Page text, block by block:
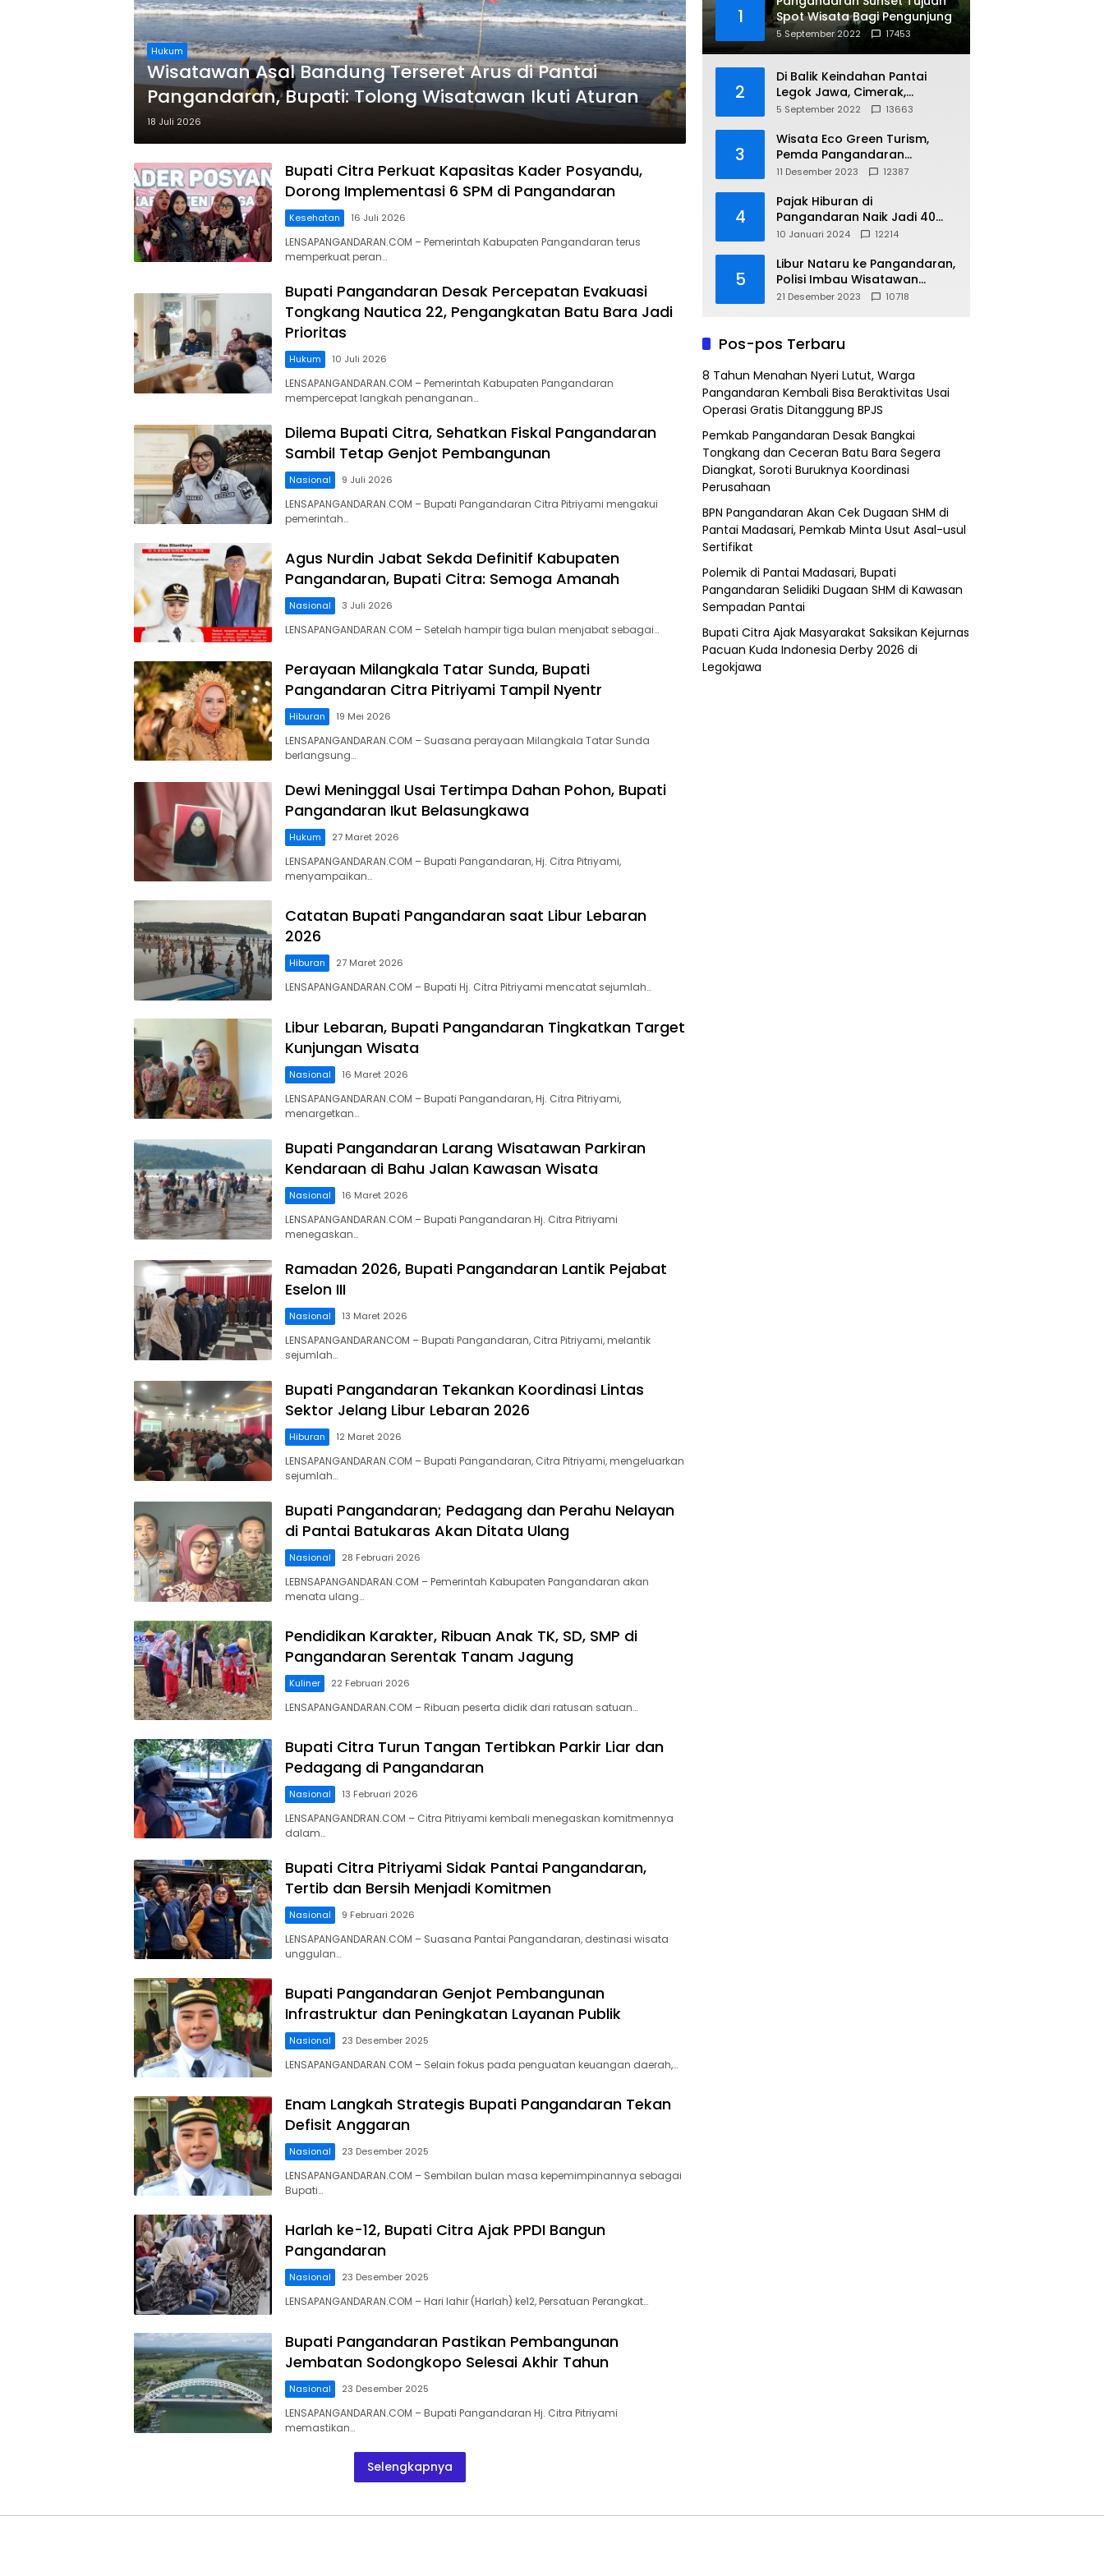
Hukum
Wisatawan Asal Bandung Terseret Arus di Pantai
Pangandaran, Bupati: Tolong Wisatawan Ikuti Aturan
18 Juli 2026
Bupati Citra Perkuat Kapasitas Kader Posyandu,
Dorong Implementasi 6 SPM di Pangandaran
Kesehatan 16 Juli 2026
LENSAPANGANDARAN.COM – Pemerintah Kabupaten Pangandaran terus
memperkuat peran…
Bupati Pangandaran Desak Percepatan Evakuasi
Tongkang Nautica 22, Pengangkatan Batu Bara Jadi
Prioritas
Hukum 10 Juli 2026
LENSAPANGANDARAN.COM – Pemerintah Kabupaten Pangandaran
mempercepat langkah penanganan…
Dilema Bupati Citra, Sehatkan Fiskal Pangandaran
Sambil Tetap Genjot Pembangunan
Nasional 9 Juli 2026
LENSAPANGANDARAN.COM – Bupati Pangandaran Citra Pitriyami mengakui
pemerintah…
Agus Nurdin Jabat Sekda Definitif Kabupaten
Pangandaran, Bupati Citra: Semoga Amanah
Nasional 3 Juli 2026
LENSAPANGANDARAN.COM – Setelah hampir tiga bulan menjabat sebagai…
Perayaan Milangkala Tatar Sunda, Bupati
Pangandaran Citra Pitriyami Tampil Nyentr
Hiburan 19 Mei 2026
LENSAPANGANDARAN.COM – Suasana perayaan Milangkala Tatar Sunda
berlangsung…
Dewi Meninggal Usai Tertimpa Dahan Pohon, Bupati
Pangandaran Ikut Belasungkawa
Hukum 27 Maret 2026
LENSAPANGANDARAN.COM – Bupati Pangandaran, Hj. Citra Pitriyami,
menyampaikan…
Catatan Bupati Pangandaran saat Libur Lebaran
2026
Hiburan 27 Maret 2026
LENSAPANGANDARAN.COM – Bupati Hj. Citra Pitriyami mencatat sejumlah…
Libur Lebaran, Bupati Pangandaran Tingkatkan Target
Kunjungan Wisata
Nasional 16 Maret 2026
LENSAPANGANDARAN.COM – Bupati Pangandaran, Hj. Citra Pitriyami,
menargetkan…
Bupati Pangandaran Larang Wisatawan Parkiran
Kendaraan di Bahu Jalan Kawasan Wisata
Nasional 16 Maret 2026
LENSAPANGANDARAN.COM – Bupati Pangandaran Hj. Citra Pitriyami
menegaskan…
Ramadan 2026, Bupati Pangandaran Lantik Pejabat
Eselon III
Nasional 13 Maret 2026
LENSAPANGANDARANCOM – Bupati Pangandaran, Citra Pitriyami, melantik
sejumlah…
Bupati Pangandaran Tekankan Koordinasi Lintas
Sektor Jelang Libur Lebaran 2026
Hiburan 12 Maret 2026
LENSAPANGANDARAN.COM – Bupati Pangandaran, Citra Pitriyami, mengeluarkan
sejumlah…
Bupati Pangandaran; Pedagang dan Perahu Nelayan
di Pantai Batukaras Akan Ditata Ulang
Nasional 28 Februari 2026
LEBNSAPANGANDARAN.COM – Pemerintah Kabupaten Pangandaran akan
menata ulang…
Pendidikan Karakter, Ribuan Anak TK, SD, SMP di
Pangandaran Serentak Tanam Jagung
Kuliner 22 Februari 2026
LENSAPANGANDARAN.COM – Ribuan peserta didik dari ratusan satuan…
Bupati Citra Turun Tangan Tertibkan Parkir Liar dan
Pedagang di Pangandaran
Nasional 13 Februari 2026
LENSAPANGANDRAN.COM – Citra Pitriyami kembali menegaskan komitmennya
dalam…
Bupati Citra Pitriyami Sidak Pantai Pangandaran,
Tertib dan Bersih Menjadi Komitmen
Nasional 9 Februari 2026
LENSAPANGANDARAN.COM – Suasana Pantai Pangandaran, destinasi wisata
unggulan…
Bupati Pangandaran Genjot Pembangunan
Infrastruktur dan Peningkatan Layanan Publik
Nasional 23 Desember 2025
LENSAPANGANDARAN.COM – Selain fokus pada penguatan keuangan daerah,…
Enam Langkah Strategis Bupati Pangandaran Tekan
Defisit Anggaran
Nasional 23 Desember 2025
LENSAPANGANDARAN.COM – Sembilan bulan masa kepemimpinannya sebagai
Bupati…
Harlah ke-12, Bupati Citra Ajak PPDI Bangun
Pangandaran
Nasional 23 Desember 2025
LENSAPANGANDARAN.COM – Hari lahir (Harlah) ke12, Persatuan Perangkat…
Bupati Pangandaran Pastikan Pembangunan
Jembatan Sodongkopo Selesai Akhir Tahun
Nasional 23 Desember 2025
LENSAPANGANDARAN.COM – Bupati Pangandaran Hj. Citra Pitriyami
memastikan…
Selengkapnya
1
Spot Wisata Bagi Pengunjung
5 September 2022 17453
2
Di Balik Keindahan Pantai
Legok Jawa, Cimerak,
Pangandaran
5 September 2022 13663
3
Wisata Eco Green Turism,
Pemda Pangandaran
Gandeng PLN
11 Desember 2023 12387
4
Pajak Hiburan di
Pangandaran Naik Jadi 40
Persen
10 Januari 2024 12214
5
Libur Nataru ke Pangandaran,
Polisi Imbau Wisatawan
Gunakan Jalur Arteri
21 Desember 2023 10718
Pos-pos Terbaru
8 Tahun Menahan Nyeri Lutut, Warga
Pangandaran Kembali Bisa Beraktivitas Usai
Operasi Gratis Ditanggung BPJS
Pemkab Pangandaran Desak Bangkai
Tongkang dan Ceceran Batu Bara Segera
Diangkat, Soroti Buruknya Koordinasi
Perusahaan
BPN Pangandaran Akan Cek Dugaan SHM di
Pantai Madasari, Pemkab Minta Usut Asal-usul
Sertifikat
Polemik di Pantai Madasari, Bupati
Pangandaran Selidiki Dugaan SHM di Kawasan
Sempadan Pantai
Bupati Citra Ajak Masyarakat Saksikan Kejurnas
Pacuan Kuda Indonesia Derby 2026 di
Legokjawa